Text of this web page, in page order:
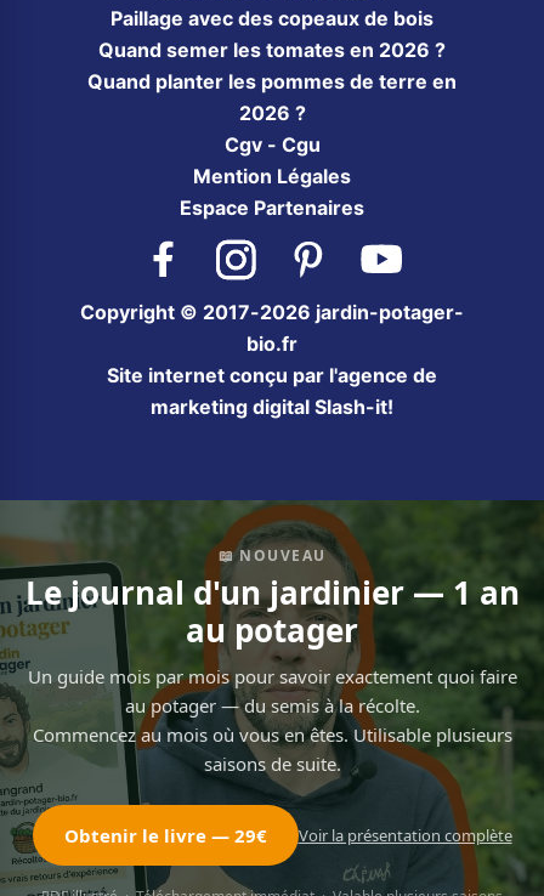
Paillage avec des copeaux de bois
Quand semer les tomates en 2026 ?
Quand planter les pommes de terre en
2026 ?
Cgv - Cgu
Mention Légales
Espace Partenaires
Facebook InstagramPinterest YouTube
Copyright © 2017-2026 jardin-potager-
bio.fr
Site internet conçu par l'agence de
marketing digital Slash-it!
📖 NOUVEAU
Le journal d'un jardinier — 1 an
au potager
Un guide mois par mois pour savoir exactement quoi faire
au potager — du semis à la récolte.
Commencez au mois où vous en êtes. Utilisable plusieurs
saisons de suite.
Obtenir le livre — 29€ Voir la présentation complète